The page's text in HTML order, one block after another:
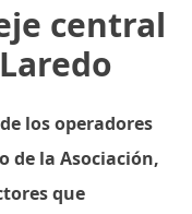
central
los operadores
de la Asociación,
que